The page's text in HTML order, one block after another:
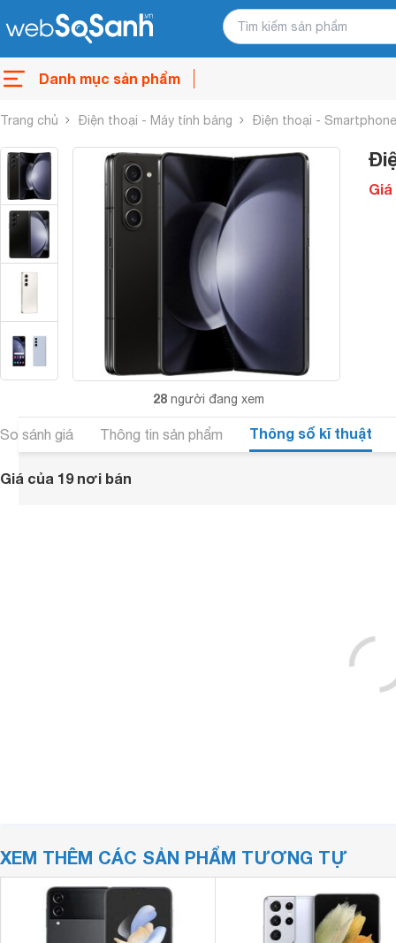
Danh mục sản phẩm
Trang chủ Điện thoại - Máy tính bảng Điện thoại - Smartphone
28 người đang xem
Giá
So sánh giá Thông tin sản phẩm Thông số kĩ thuật
Giá của 19 nơi bán
XEM THÊM CÁC SẢN PHẨM TƯƠNG TỰ